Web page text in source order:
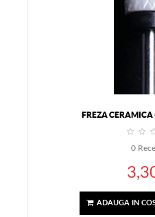
FREZA CERAMICA
0
ADAUGA IN